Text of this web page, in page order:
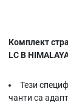
Комплект
LC B
Тези
чанти са